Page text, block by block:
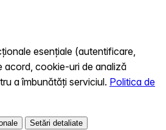
esențiale (autentificare,
acord, cookie-uri de analiză
a îmbunătăți serviciul. Politica de
Setări detaliate